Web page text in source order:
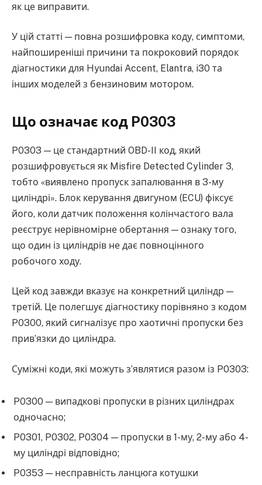
як це виправити.
У цій статті — повна розшифровка коду, симптоми,
найпоширеніші причини та покроковий порядок
діагностики для Hyundai Accent, Elantra, i30 та
інших моделей з бензиновим мотором.
Що означає код P0303
P0303 — це стандартний OBD-II код, який
розшифровується як Misfire Detected Cylinder 3,
тобто «виявлено пропуск запалювання в 3-му
циліндрі». Блок керування двигуном (ECU) фіксує
його, коли датчик положення колінчастого вала
реєструє нерівномірне обертання — ознаку того,
що один із циліндрів не дає повноцінного
робочого ходу.
Цей код завжди вказує на конкретний циліндр —
третій. Це полегшує діагностику порівняно з кодом
P0300, який сигналізує про хаотичні пропуски без
прив’язки до циліндра.
Суміжні коди, які можуть з’являтися разом із P0303:
P0300 — випадкові пропуски в різних циліндрах
одночасно;
P0301, P0302, P0304 — пропуски в 1-му, 2-му або 4-
му циліндрі відповідно;
P0353 — несправність ланцюга котушки